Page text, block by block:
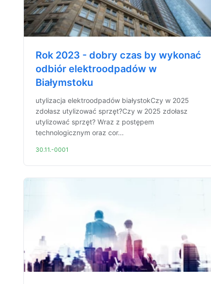
Rok 2023 - dobry czas by wykonać
odbiór elektroodpadów w
Białymstoku
utylizacja elektroodpadów białystokCzy w 2025
zdołasz utylizować sprzęt?Czy w 2025 zdołasz
utylizować sprzęt? Wraz z postępem
technologicznym oraz cor...
30.11.-0001